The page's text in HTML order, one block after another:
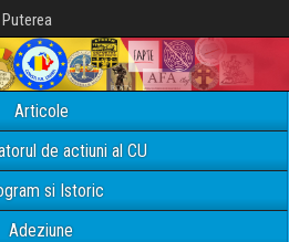
Articole
de actiuni al CU
si Istoric
Adeziune